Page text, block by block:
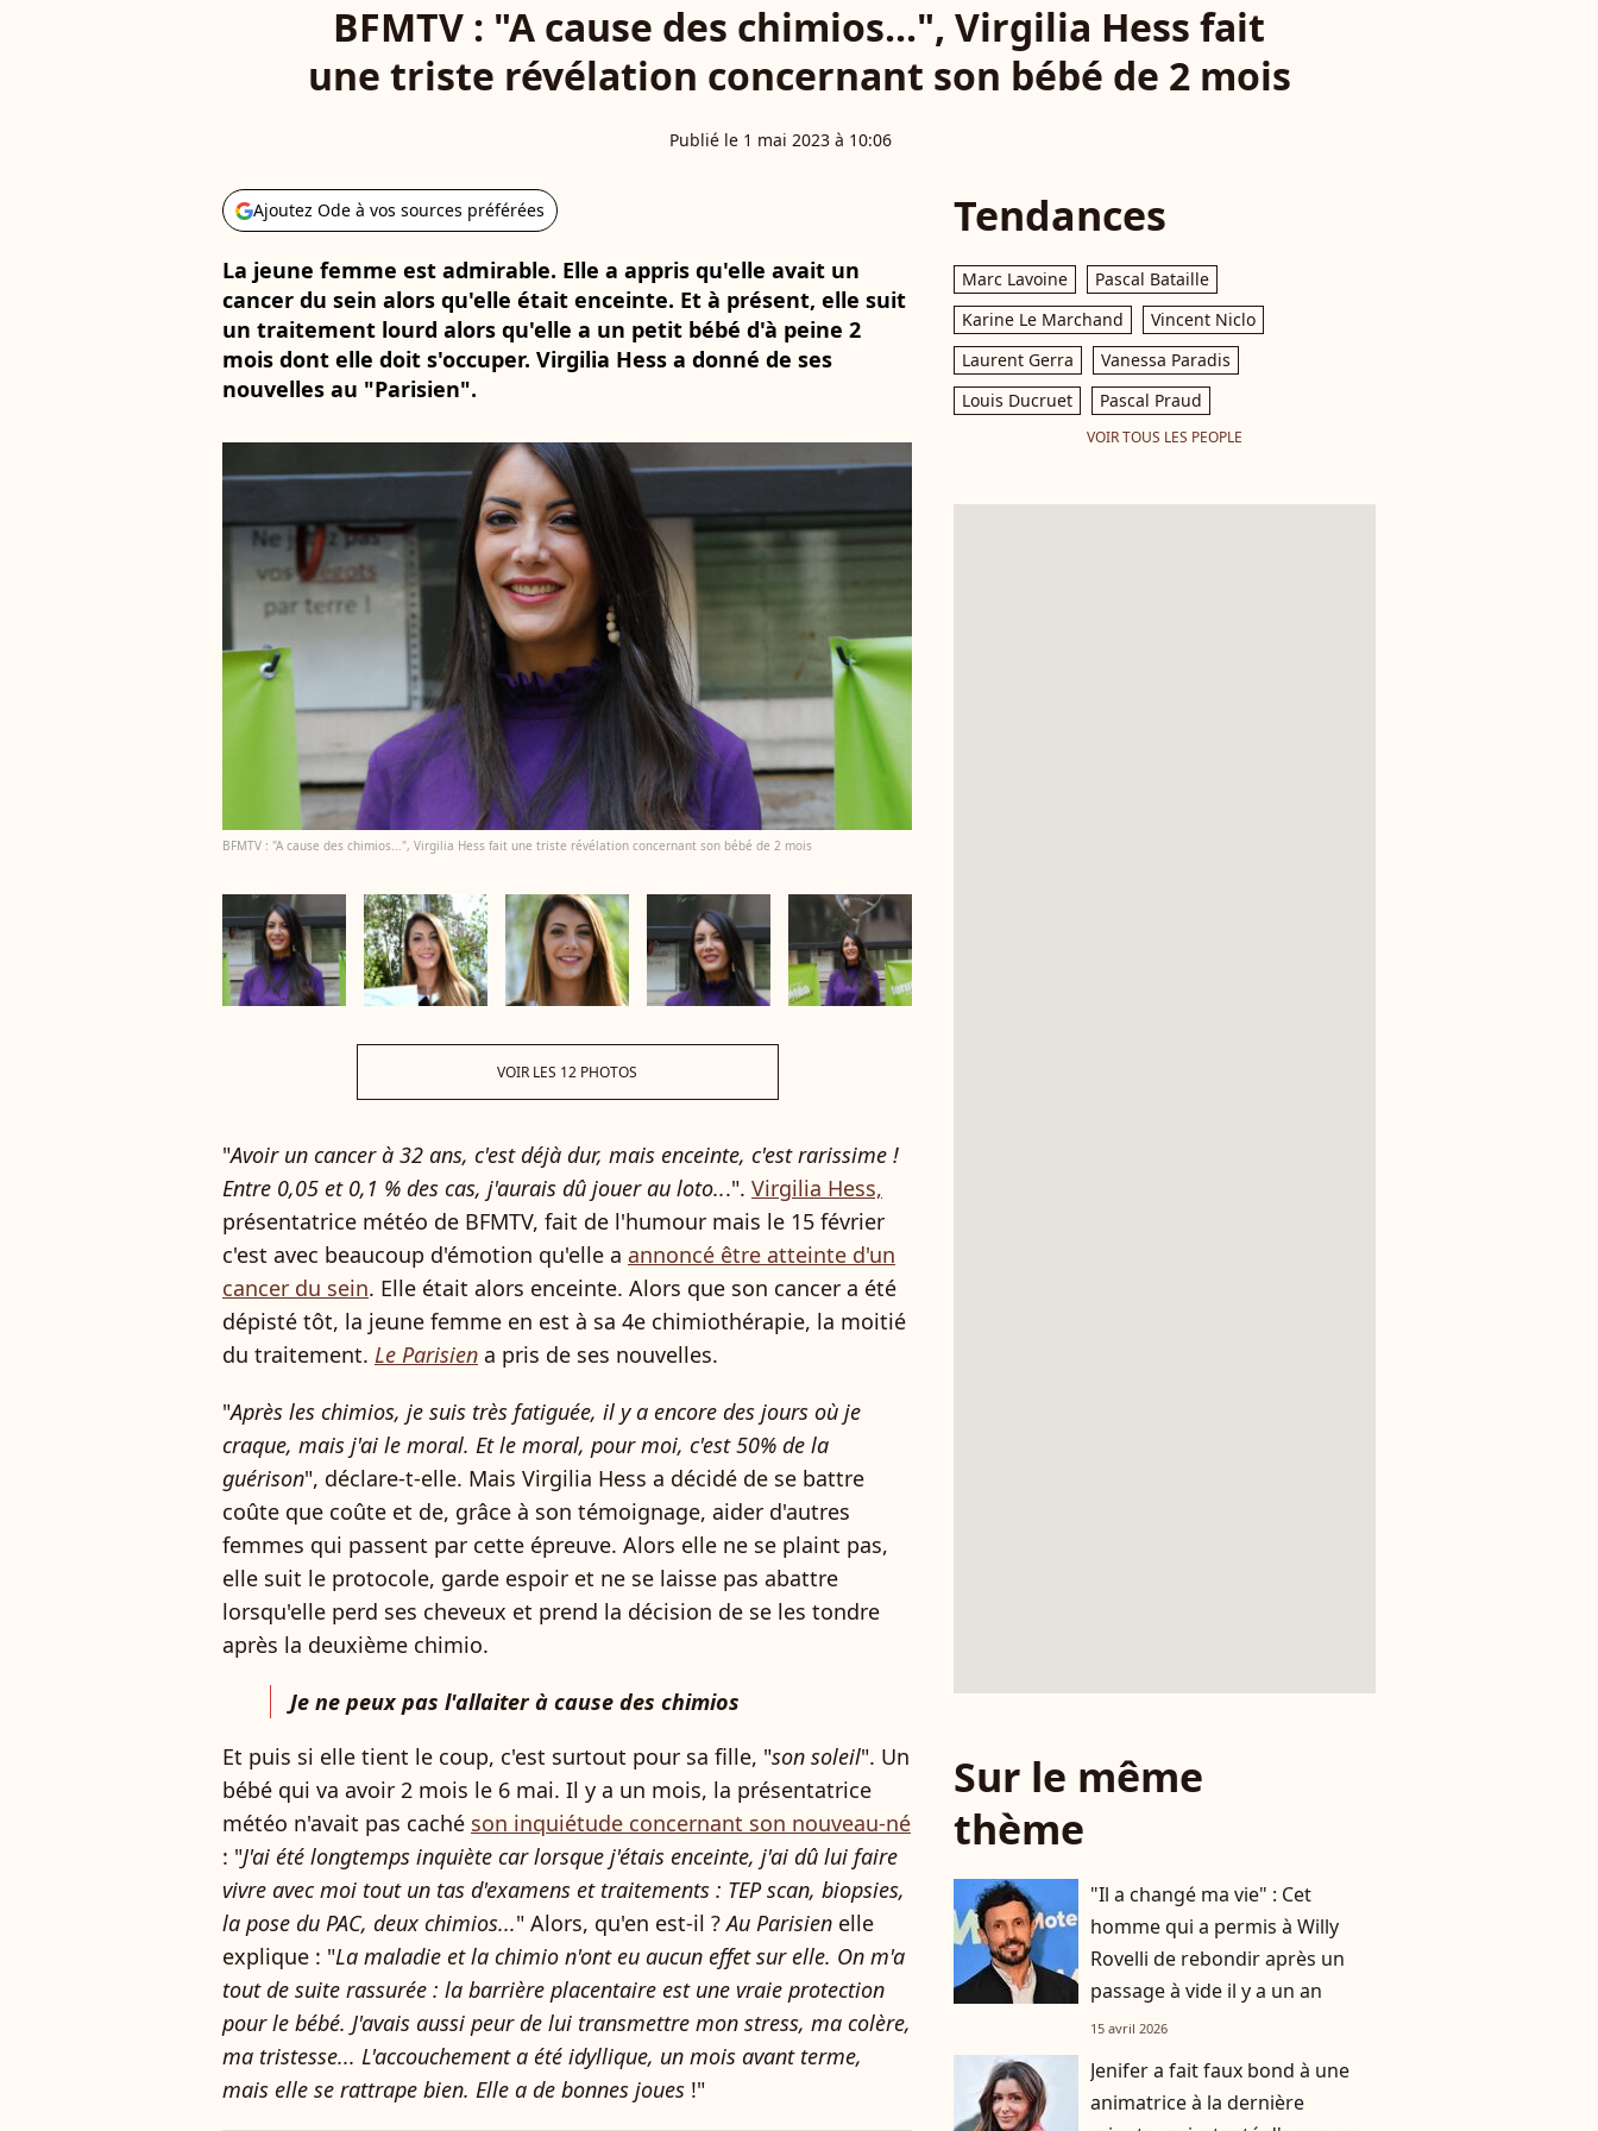
BFMTV : "A cause des chimios...", Virgilia Hess fait
une triste révélation concernant son bébé de 2 mois
Publié le 1 mai 2023 à 10:06
Ajoutez Ode à vos sources préférées
La jeune femme est admirable. Elle a appris qu'elle avait un
cancer du sein alors qu'elle était enceinte. Et à présent, elle suit
un traitement lourd alors qu'elle a un petit bébé d'à peine 2
mois dont elle doit s'occuper. Virgilia Hess a donné de ses
nouvelles au "Parisien".
BFMTV : "A cause des chimios...", Virgilia Hess fait une triste révélation concernant son bébé de 2 mois
VOIR LES 12 PHOTOS
"Avoir un cancer à 32 ans, c'est déjà dur, mais enceinte, c'est rarissime !
Entre 0,05 et 0,1 % des cas, j'aurais dû jouer au loto...". Virgilia Hess,
présentatrice météo de BFMTV, fait de l'humour mais le 15 février
c'est avec beaucoup d'émotion qu'elle a annoncé être atteinte d'un
cancer du sein. Elle était alors enceinte. Alors que son cancer a été
dépisté tôt, la jeune femme en est à sa 4e chimiothérapie, la moitié
du traitement. Le Parisien a pris de ses nouvelles.
"Après les chimios, je suis très fatiguée, il y a encore des jours où je
craque, mais j'ai le moral. Et le moral, pour moi, c'est 50% de la
guérison", déclare-t-elle. Mais Virgilia Hess a décidé de se battre
coûte que coûte et de, grâce à son témoignage, aider d'autres
femmes qui passent par cette épreuve. Alors elle ne se plaint pas,
elle suit le protocole, garde espoir et ne se laisse pas abattre
lorsqu'elle perd ses cheveux et prend la décision de se les tondre
après la deuxième chimio.
Je ne peux pas l'allaiter à cause des chimios
Et puis si elle tient le coup, c'est surtout pour sa fille, "son soleil". Un
bébé qui va avoir 2 mois le 6 mai. Il y a un mois, la présentatrice
météo n'avait pas caché son inquiétude concernant son nouveau-né
: "J'ai été longtemps inquiète car lorsque j'étais enceinte, j'ai dû lui faire
vivre avec moi tout un tas d'examens et traitements : TEP scan, biopsies,
la pose du PAC, deux chimios..." Alors, qu'en est-il ?Au Parisien elle
explique : "La maladie et la chimio n'ont eu aucun effet sur elle. On m'a
tout de suite rassurée : la barrière placentaire est une vraie protection
pour le bébé. J'avais aussi peur de lui transmettre mon stress, ma colère,
ma tristesse... L'accouchement a été idyllique, un mois avant terme,
mais elle se rattrape bien. Elle a de bonnes joues !"
Tendances
Marc Lavoine
Pascal Bataille
Karine Le Marchand
Vincent Niclo
Laurent Gerra
Vanessa Paradis
Louis Ducruet
Pascal Praud
VOIR TOUS LES PEOPLE
Sur le même
thème
"Il a changé ma vie" : Cet
homme qui a permis à Willy
Rovelli de rebondir après un
passage à vide il y a un an
15 avril 2026
Jenifer a fait faux bond à une
animatrice à la dernière